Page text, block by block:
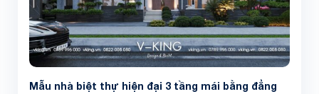
Mẫu nhà biệt thự hiện đại 3 tầng mái bằng đẳng